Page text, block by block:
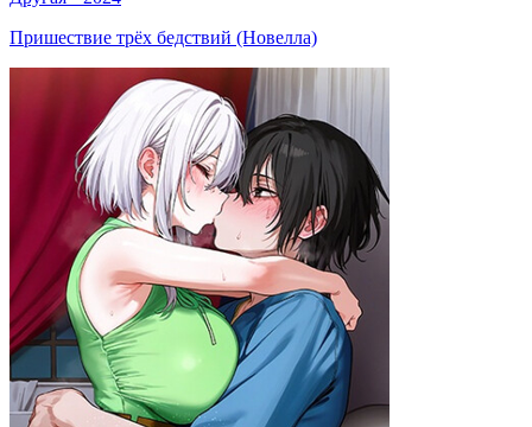
Пришествие трёх бедствий (Новелла)